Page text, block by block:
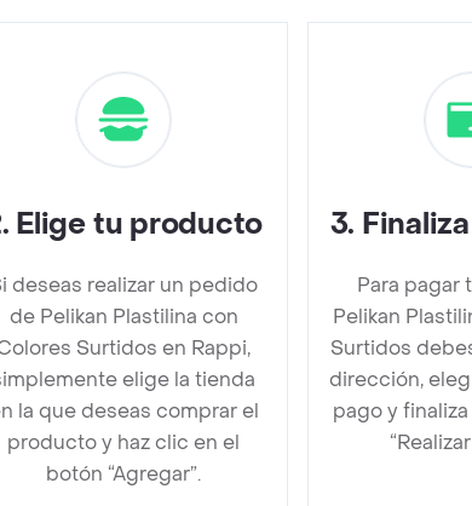
. Elige tu producto
deseas realizar un pedido
de Pelikan Plastilina con
Surtidos en Rappi,
elige la tienda
la que deseas comprar el
producto y haz clic en el
botón “Agregar”.
3.
Para pagar
Pelikan
Surtidos
dirección,
pago y